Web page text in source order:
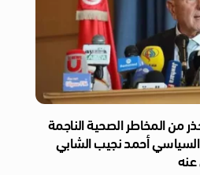
من المخاطر الصحية الناجمة
أحمد نجيب الشابي